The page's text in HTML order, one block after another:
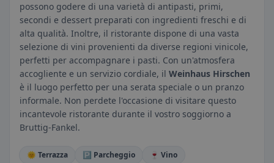
possono godere di una varietà di antipasti, primi,
secondi e dessert preparati con ingredienti freschi e di
alta qualità. Inoltre, il ristorante dispone di una vasta
selezione di vini provenienti da diverse regioni vinicole,
perfetti per accompagnare i pasti. Con un'atmosfera
accogliente e un servizio cordiale, il Weinhaus Hirschen
è il luogo perfetto per una serata speciale o un pranzo
informale. Non perdete l'occasione di visitare questo
incantevole ristorante durante il vostro soggiorno a
Bruttig-Fankel.
🌞 Terrazza 🅿️ Parcheggio
🍷 Vino